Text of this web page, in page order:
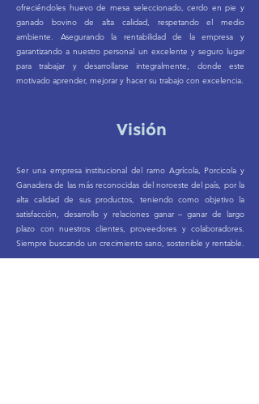
ofreciéndoles huevo de mesa seleccionado, cerdo en pie y
ganado bovino de alta calidad, respetando el medio
ambiente. Asegurando la rentabilidad de la empresa y
garantizando a nuestro personal un excelente y seguro lugar
para trabajar y desarrollarse integralmente, donde este
motivado aprender, mejorar y hacer su trabajo con excelencia.
Visión
Ser una empresa institucional del ramo Agrícola, Porcicola y
Ganadera de las más reconocidas del noroeste del país, por la
alta calidad de sus productos, teniendo como objetivo la
satisfacción, desarrollo y relaciones ganar – ganar de largo
plazo con nuestros clientes, proveedores y colaboradores.
Siempre buscando un crecimiento sano, sostenible y rentable.